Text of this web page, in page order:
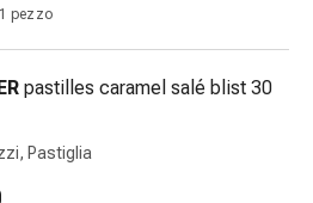
pezzo
pastilles caramel salé blist 30
Pastiglia